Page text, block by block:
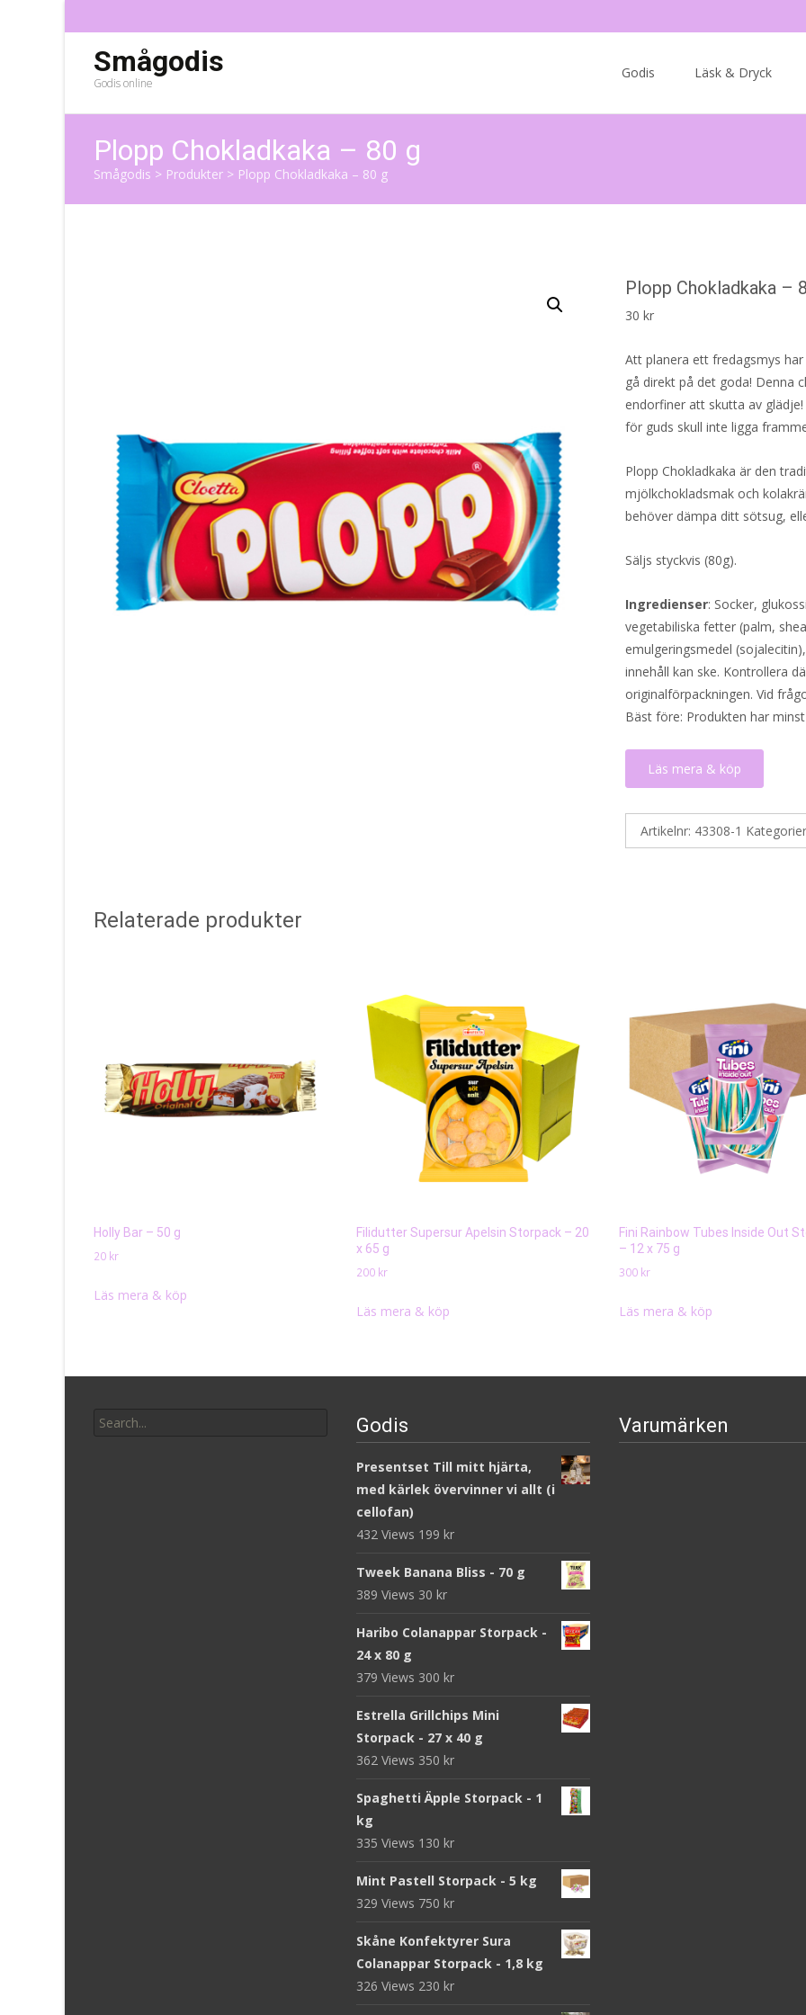
Smågodis
Godis online
Godis Läsk & Dryck
Plopp Chokladkaka – 80 g
Smågodis > Produkter > Plopp Chokladkaka – 80 g
Plopp Chokladkaka –
30 kr
Att planera ett fredagsmys
gå direkt på det goda! Denna
endorfiner att skutta av
för guds skull inte ligga
Plopp Chokladkaka är den
mjölkchokladsmak och
behöver dämpa ditt sötsug,
Säljs styckvis (80g).
Ingredienser: Socker,
vegetabiliska fetter (palm,
emulgeringsmedel
innehåll kan ske. Kontrollera
originalförpackningen. Vid
Bäst före: Produkten har
Läs mera & köp
Artikelnr: 43308-1
Relaterade produkter
Holly Bar – 50 g
20 kr
Läs mera & köp
Filidutter Supersur Apelsin Storpack – 20
x 65 g
200 kr
Läs mera & köp
Fini Rainbow Tubes Inside Out
– 12 x 75 g
300 kr
Läs mera & köp
for:
Godis
Presentset Till mitt hjärta,
med kärlek övervinner vi allt (i
cellofan)
432 Views 199 kr
Tweek Banana Bliss - 70 g
389 Views 30 kr
Haribo Colanappar Storpack -
24 x 80 g
379 Views 300 kr
Estrella Grillchips Mini
Storpack - 27 x 40 g
362 Views 350 kr
Spaghetti Äpple Storpack - 1
kg
335 Views 130 kr
Mint Pastell Storpack - 5 kg
329 Views 750 kr
Skåne Konfektyrer Sura
Colanappar Storpack - 1,8 kg
326 Views 230 kr
Varumärken